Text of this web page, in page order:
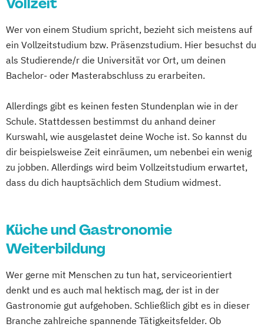
Wer von einem Studium spricht, bezieht sich meistens auf
ein Vollzeitstudium bzw. Präsenzstudium. Hier besuchst du
als Studierende/r die Universität vor Ort, um deinen
Bachelor- oder Masterabschluss zu erarbeiten.
Allerdings gibt es keinen festen Stundenplan wie in der
Schule. Stattdessen bestimmst du anhand deiner
Kurswahl, wie ausgelastet deine Woche ist. So kannst du
dir beispielsweise Zeit einräumen, um nebenbei ein wenig
zu jobben. Allerdings wird beim Vollzeitstudium erwartet,
dass du dich hauptsächlich dem Studium widmest.
Küche und Gastronomie
Weiterbildung
Wer gerne mit Menschen zu tun hat, serviceorientiert
denkt und es auch mal hektisch mag, der ist in der
Gastronomie gut aufgehoben. Schließlich gibt es in dieser
Branche zahlreiche spannende Tätigkeitsfelder. Ob